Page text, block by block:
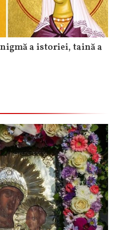
a istoriei, taină a